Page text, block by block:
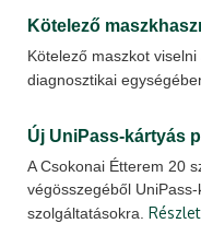
Kötelező
Kötelező maszkot
diagnosztikai
Új UniPass-kártyás
A Csokonai Étterem 20
végösszegéből
szolgáltatásokra.